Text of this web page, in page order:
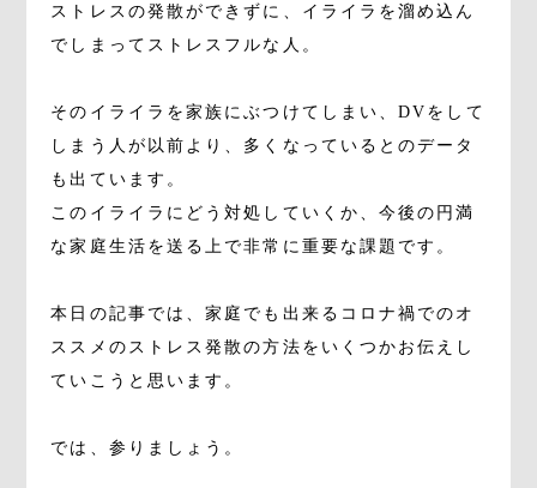
ストレスの発散ができずに、イライラを溜め込ん
でしまってストレスフルな人。
そのイライラを家族にぶつけてしまい、DVをして
しまう人が以前より、多くなっているとのデータ
も出ています。
このイライラにどう対処していくか、今後の円満
な家庭生活を送る上で非常に重要な課題です。
本日の記事では、家庭でも出来るコロナ禍でのオ
ススメのストレス発散の方法をいくつかお伝えし
ていこうと思います。
では、参りましょう。